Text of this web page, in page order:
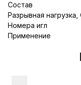
Состав
Разрывная нагрузка,
Номера игл
Применение